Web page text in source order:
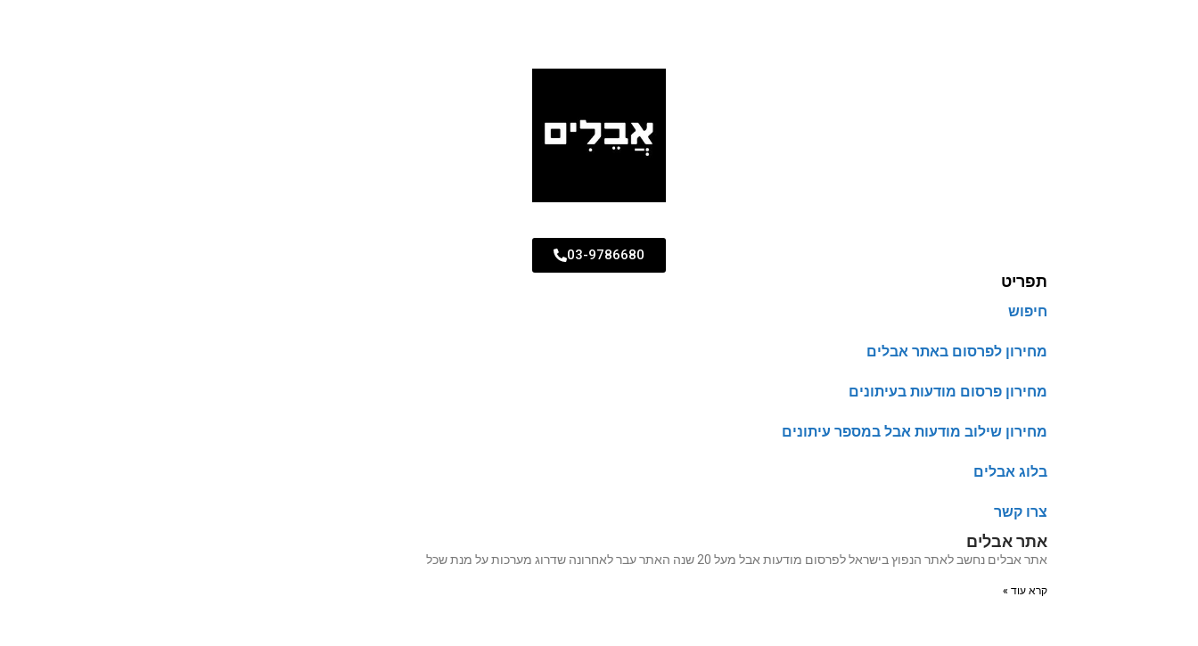
03-9786680
תפריט
חיפוש
מחירון לפרסום באתר אבלים
מחירון פרסום מודעות בעיתונים
מחירון שילוב מודעות אבל במספר עיתונים
בלוג אבלים
צרו קשר
אתר אבלים
אתר אבלים נחשב לאתר הנפוץ בישראל לפרסום מודעות אבל מעל 20 שנה האתר עבר לאחרונה שדרוג מערכות על מנת שכל
קרא עוד »